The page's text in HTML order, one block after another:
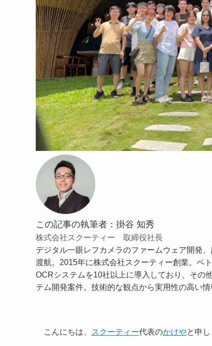
この記事の執筆者：掛谷 知秀
株式会社スクーティー 取締役社長
デジタル一眼レフカメラのファームウェア開発
渡航。2015年に株式会社スクーティー創業。ベ
OCRシステムを10社以上に導入しており、その
テム開発案件。技術的な観点から実用性の高い情
こんにちは、 スクーティー代表のかけやと申し